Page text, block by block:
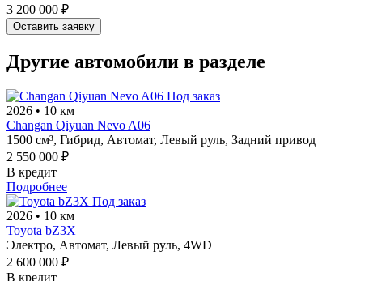
3 200 000 ₽
Оставить заявку
Другие автомобили в разделе
Под заказ
2026 • 10 км
Changan Qiyuan Nevo A06
1500 см³, Гибрид, Автомат, Левый руль, Задний привод
2 550 000 ₽
В кредит
Подробнее
Под заказ
2026 • 10 км
Toyota bZ3X
Электро, Автомат, Левый руль, 4WD
2 600 000 ₽
В кредит